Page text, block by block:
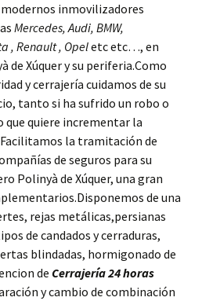
inmovilizadores
Mercedes, Audi, BMW,
, Renault , Opeletc etc…, en
de Xúquer y su periferia.Como
y cerrajería cuidamos de su
tanto si ha sufrido un robo o
quiere incrementar la
la tramitación de
de seguros para su
Polinyà de Xúquer, una gran
de una
rejas metálicas,persianas
de candados y cerraduras,
blindadas, hormigonado de
de Cerrajería 24 horas
y cambio de combinación